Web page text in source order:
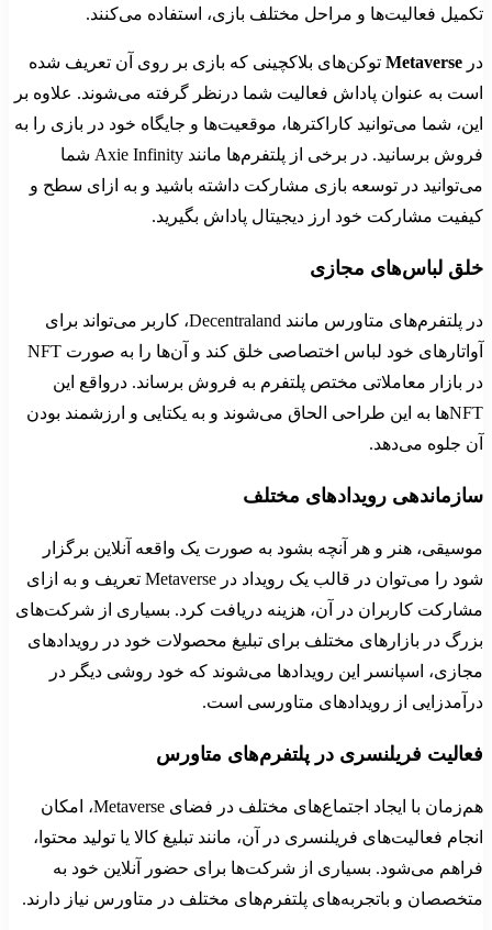
تکمیل فعالیت‌ها و مراحل مختلف بازی، استفاده می‌کنند.
در Metaverse توکن‌های بلاکچینی که بازی بر روی آن تعریف شده
است به عنوان پاداش فعالیت شما درنظر گرفته می‌شوند. علاوه بر
این، شما می‌توانید کاراکترها، موقعیت‌ها و جایگاه خود در بازی را به
فروش برسانید. در برخی از پلتفرم‌ها مانند Axie Infinity شما
می‌توانید در توسعه بازی مشارکت داشته باشید و به ازای سطح و
کیفیت مشارکت خود ارز دیجیتال پاداش بگیرید.
خلق لباس‌های مجازی
در پلتفرم‌های متاورس مانند Decentraland، کاربر می‌تواند برای
آواتارهای خود لباس اختصاصی خلق کند و آن‌ها را به صورت NFT
در بازار معاملاتی مختص پلتفرم به فروش برساند. درواقع این
NFTها به این طراحی الحاق می‌شوند و به یکتایی و ارزشمند بودن
آن جلوه می‌دهد.
سازماندهی رویدادهای مختلف
موسیقی، هنر و هر آنچه بشود به صورت یک واقعه آنلاین برگزار
شود را می‌توان در قالب یک رویداد در Metaverse تعریف و به ازای
مشارکت کاربران در آن، هزینه دریافت کرد. بسیاری از شرکت‌های
بزرگ در بازارهای مختلف برای تبلیغ محصولات خود در رویدادهای
مجازی، اسپانسر این رویدادها می‌شوند که خود روشی دیگر در
درآمدزایی از رویدادهای متاورسی است.
فعالیت فریلنسری در پلتفرم‌های متاورس
هم‌زمان با ایجاد اجتماع‌های مختلف در فضای Metaverse، امکان
انجام فعالیت‌های فریلنسری در آن، مانند تبلیغ کالا یا تولید محتوا،
فراهم می‌شود. بسیاری از شرکت‌ها برای حضور آنلاین خود به
متخصصان و باتجربه‌های پلتفرم‌های مختلف در متاورس نیاز دارند.